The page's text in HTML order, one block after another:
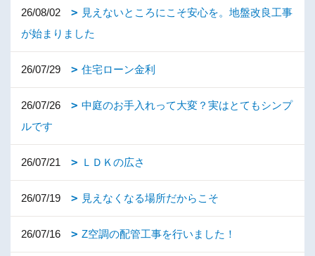
26/08/02
見えないところにこそ安心を。地盤改良工事
が始まりました
26/07/29 住宅ローン金利
26/07/26
中庭のお手入れって大変？実はとてもシンプ
ルです
26/07/21 ＬＤＫの広さ
26/07/19 見えなくなる場所だからこそ
26/07/16 Z空調の配管工事を行いました！